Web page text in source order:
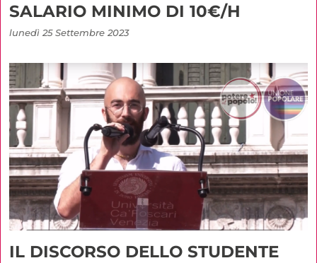
SALARIO MINIMO DI 10€/H
lunedì 25 Settembre 2023
IL DISCORSO DELLO STUDENTE